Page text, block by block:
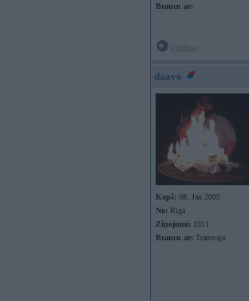
Braucu ar:
daavo
Kopš: 08. Jan 2005
No: Rīga
Ziņojumi: 1911
Braucu ar: Tramvaju